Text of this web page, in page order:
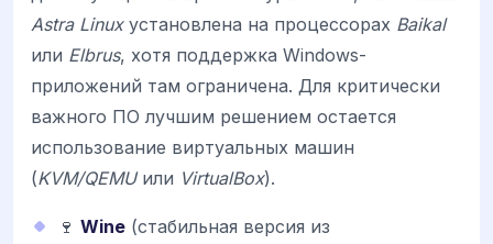
Astra Linuxустановлена на процессорах Baikal
или Elbrus, хотя поддержка Windows-
приложений там ограничена. Для критически
важного ПО лучшим решением остается
использование виртуальных машин
(KVM/QEMUили VirtualBox).
🍷 Wine (стабильная версия из